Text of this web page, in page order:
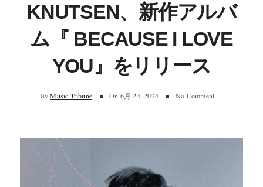
KNUTSEN、新作アルバ
ム『 BECAUSE I LOVE
YOU』をリリース
By Music Tribune On 6月 24, 2024 No Comment